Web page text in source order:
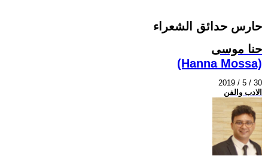
حارس حدائق الشعراء
حنا موسى
(Hanna Mossa)
2019 / 5 / 30
الادب والفن